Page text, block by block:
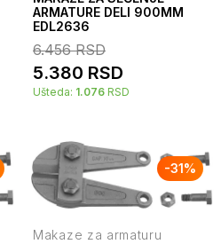
ARMATURE DELI 900MM
EDL2636
6.456 RSD
5.380 RSD
Ušteda: 1.076 RSD
-31%
Makaze za armaturu